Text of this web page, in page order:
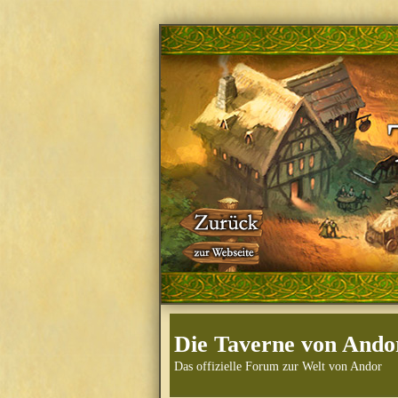
Die Taverne von
Das offizielle Forum zur Welt von Andor